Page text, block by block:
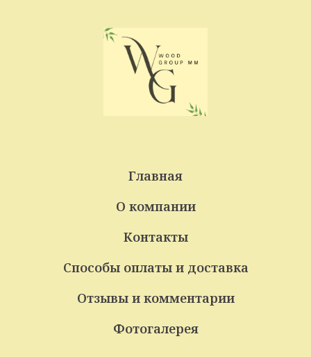
Главная
О компании
Контакты
Способы оплаты и доставка
Отзывы и комментарии
Фотогалерея